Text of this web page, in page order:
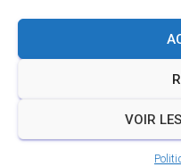
VOIR
SUIVEZ-